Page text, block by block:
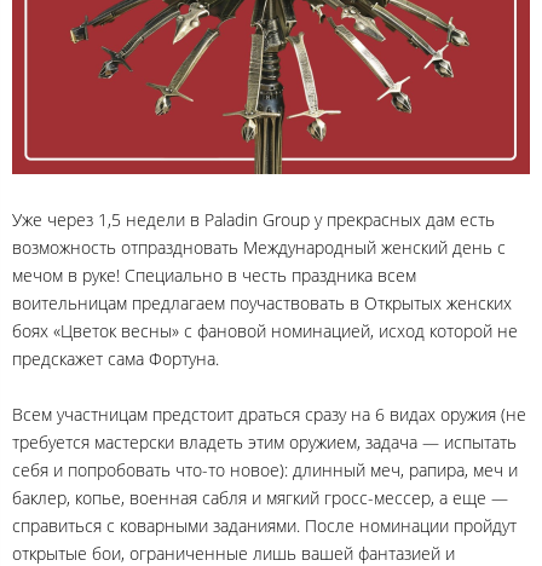
Уже через 1,5 недели в Paladin Group у прекрасных дам есть
возможность отпраздновать Международный женский день с
мечом в руке! Специально в честь праздника всем
воительницам предлагаем поучаствовать в Открытых женских
боях «Цветок весны» с фановой номинацией, исход которой не
предскажет сама Фортуна.
Всем участницам предстоит драться сразу на 6 видах оружия (не
требуется мастерски владеть этим оружием, задача — испытать
себя и попробовать что-то новое): длинный меч, рапира, меч и
баклер, копье, военная сабля и мягкий гросс-мессер, а еще —
справиться с коварными заданиями. После номинации пройдут
открытые бои, ограниченные лишь вашей фантазией и